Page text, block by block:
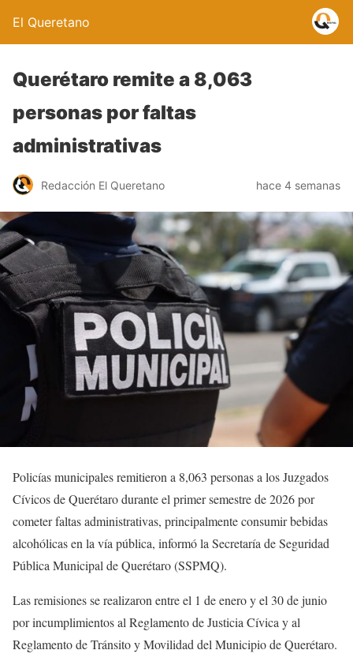
El Queretano
Querétaro remite a 8,063
personas por faltas
administrativas
Redacción El Queretano hace 4 semanas
Policías municipales remitieron a 8,063 personas a los Juzgados
Cívicos de Querétaro durante el primer semestre de 2026 por
cometer faltas administrativas, principalmente consumir bebidas
alcohólicas en la vía pública, informó la Secretaría de Seguridad
Pública Municipal de Querétaro (SSPMQ).
Las remisiones se realizaron entre el 1 de enero y el 30 de junio
por incumplimientos al Reglamento de Justicia Cívica y al
Reglamento de Tránsito y Movilidad del Municipio de Querétaro.